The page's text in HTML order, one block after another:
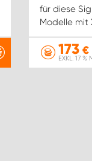
für diese
Modelle mit
173€
EXKL. 17 %